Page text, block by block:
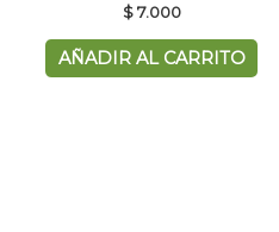
$7.000
AÑADIR AL CARRITO